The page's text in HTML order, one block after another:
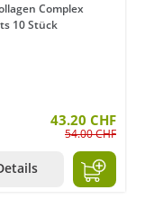
4 von 5 Sternen
Complex
10 Stück
43.20 CHF
54.00 CHF